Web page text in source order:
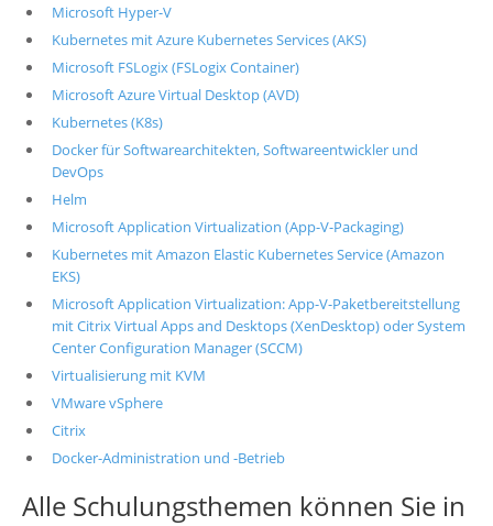
Microsoft Hyper-V
Kubernetes mit Azure Kubernetes Services (AKS)
Microsoft FSLogix (FSLogix Container)
Microsoft Azure Virtual Desktop (AVD)
Kubernetes (K8s)
Docker für Softwarearchitekten, Softwareentwickler und
DevOps
Helm
Microsoft Application Virtualization (App-V-Packaging)
Kubernetes mit Amazon Elastic Kubernetes Service (Amazon
EKS)
Microsoft Application Virtualization: App-V-Paketbereitstellung
mit Citrix Virtual Apps and Desktops (XenDesktop) oder System
Center Configuration Manager (SCCM)
Virtualisierung mit KVM
VMware vSphere
Citrix
Docker-Administration und -Betrieb
Alle Schulungsthemen können Sie in